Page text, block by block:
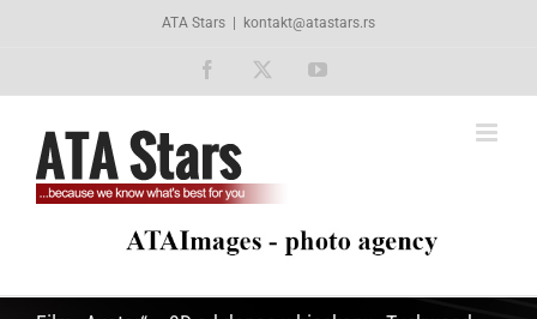
ATA Stars kontakt@atastars.rs
Facebook YouTube